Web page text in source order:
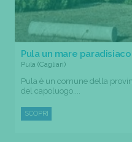
Pula un mare paradisiaco
Pula (Cagliari)
Pula è un comune della
del capoluogo....
SCOPRI